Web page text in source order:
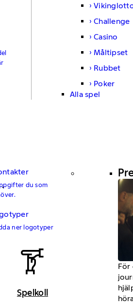
Challenge
Casino
Måltipset
Rubbet
Poker
Alla spel
du som
ner logotyper
För
Spelkoll